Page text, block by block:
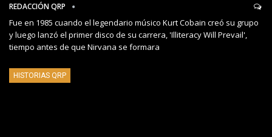
REDACCIÓN QRP
Fue en 1985 cuando el legendario músico Kurt Cobain creó su grupo
y luego lanzó el primer disco de su carrera, 'Illiteracy Will Prevail',
tiempo antes de que Nirvana se formara
HISTORIAS QRP